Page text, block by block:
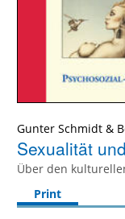
Gunter Schmidt &
Sexualität
Über den
Print